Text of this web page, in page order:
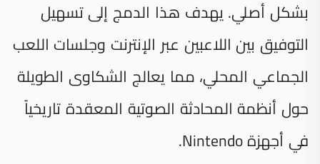
بشكل أصلي. يهدف هذا الدمج إلى تسهيل
التوفيق بين اللاعبين عبر الإنترنت وجلسات اللعب
الجماعي المحلي، مما يعالج الشكاوى الطويلة
حول أنظمة المحادثة الصوتية المعقدة تاريخياً
في أجهزة Nintendo.